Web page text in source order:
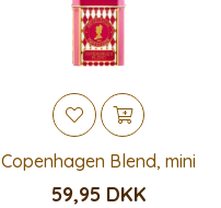
Copenhagen Blend, mini
59,95 DKK